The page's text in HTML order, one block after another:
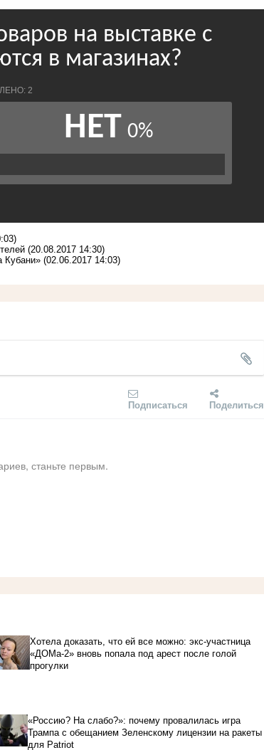
(20.08.2017 14:30)
Кубани» (02.06.2017 14:03)
Подписаться Поделиться
станьте первым.
Хотела доказать, что ей все можно: экс-участница
«ДОМа-2» вновь попала под арест после голой
прогулки
«Россию? На слабо?»: почему провалилась игра
Трампа с обещанием Зеленскому лицензии на ракеты
для Patriot